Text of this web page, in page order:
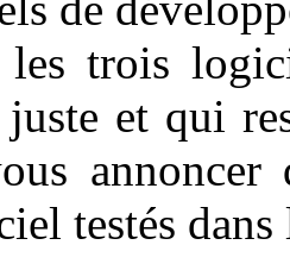
trois
et qui
testés